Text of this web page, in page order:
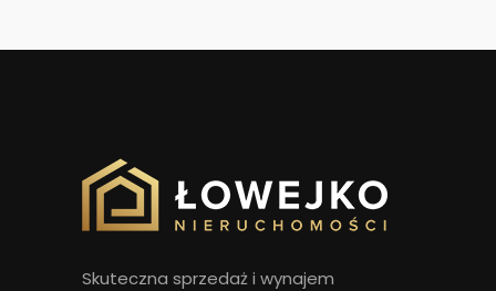
Skuteczna sprzedaż i wynajem